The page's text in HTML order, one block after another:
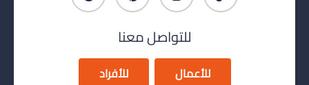
للتواصل معنا
للأعمال للأفراد